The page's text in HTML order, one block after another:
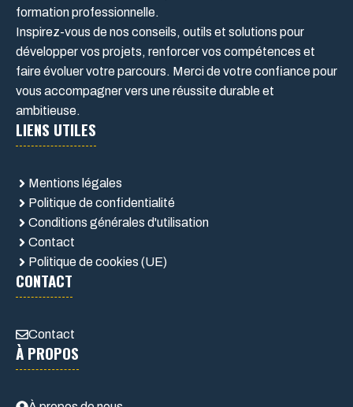
formation professionnelle.
Inspirez-vous de nos conseils, outils et solutions pour
développer vos projets, renforcer vos compétences et
faire évoluer votre parcours. Merci de votre confiance pour
vous accompagner vers une réussite durable et
ambitieuse.
LIENS UTILES
Mentions légales
Politique de confidentialité
Conditions générales d'utilisation
Contact
Politique de cookies (UE)
CONTACT
Contact
À PROPOS